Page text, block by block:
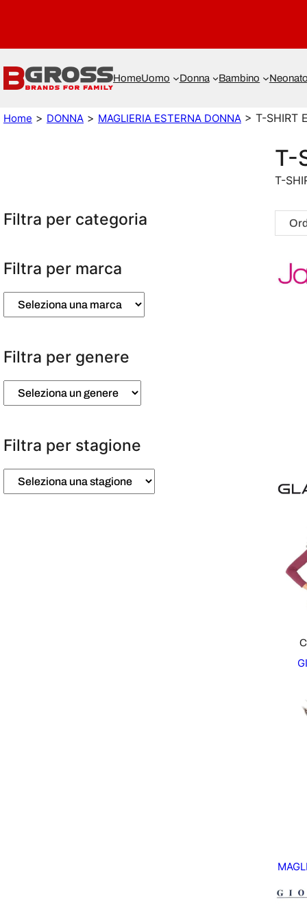
HomeUomo Donna Bambino
Home > DONNA > MAGLIERIA ESTERNA DONNA > T-SHIRT
Filtra per categoria
Filtra per marca
Filtra per genere
Filtra per stagione
T-
T-